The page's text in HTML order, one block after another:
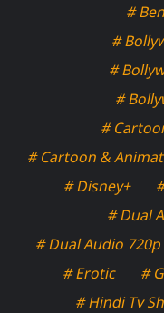
#
#
#
#
#
# Cartoon &
# Disney+
# Dual
# Dual Audio
# Erotic
#
# Hindi Tv